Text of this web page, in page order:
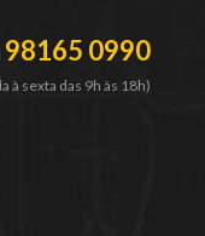
98165 0990
à sexta das 9h às 18h)